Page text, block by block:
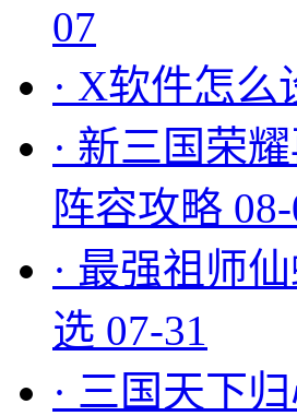
07
· X软件怎么
· 新三国荣
阵容攻略
· 最强祖师
选 07-31
· 三国天下